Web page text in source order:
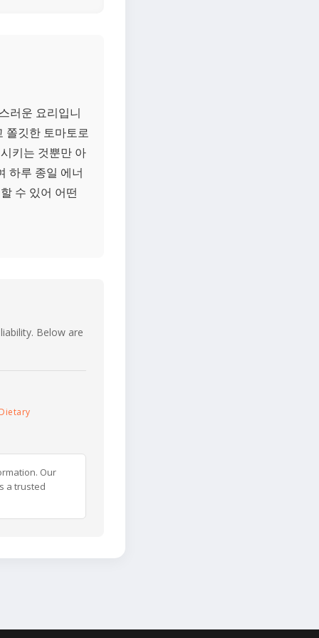
러운 요리입니
쫄깃한 토마토로
키는 것뿐만 아
하루 종일 에너
수 있어 어떤
Below are
Our
a trusted